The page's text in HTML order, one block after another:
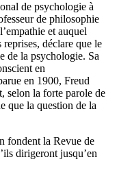
de psychologie à
de philosophie
et auquel
déclare que le
de la psychologie. Sa
en
en 1900, Freud
selon la forte parole de
que la question de la
fondent la Revue de
dirigeront jusqu’en